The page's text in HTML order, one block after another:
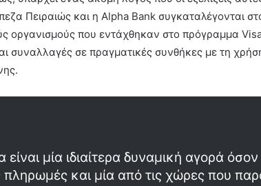
Πειραιώς και η Alpha Bank συγκαταλέγονται
οργανισμούς που εντάχθηκαν στο πρόγραμμα
συναλλαγές σε πραγματικές συνθήκες με τη
μία ιδιαίτερα δυναμική αγορά
και μία από τις χώρες που